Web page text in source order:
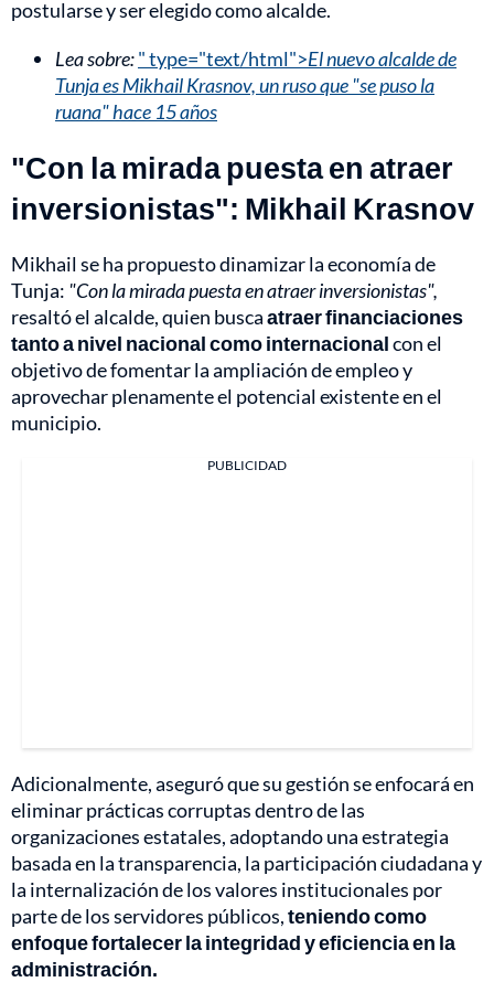
postularse y ser elegido como alcalde.
Lea sobre:" type="text/html">El nuevo alcalde de
Tunja es Mikhail Krasnov, un ruso que "se puso la
ruana" hace 15 años
"Con la mirada puesta en atraer
inversionistas": Mikhail Krasnov
Mikhail se ha propuesto dinamizar la economía de
Tunja: "Con la mirada puesta en atraer inversionistas",
resaltó el alcalde, quien buscaatraer financiaciones
tanto a nivel nacional como internacionalcon el
objetivo de fomentar la ampliación de empleo y
aprovechar plenamente el potencial existente en el
municipio.
PUBLICIDAD
Adicionalmente, aseguró que su gestión se enfocará en
eliminar prácticas corruptas dentro de las
organizaciones estatales, adoptando una estrategia
basada en la transparencia, la participación ciudadana y
la internalización de los valores institucionales por
parte de los servidores públicos,teniendo como
enfoque fortalecer la integridad y eficiencia en la
administración.